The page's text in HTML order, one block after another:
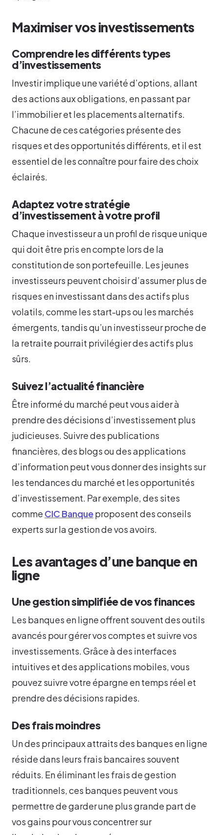
Maximiser vos investissements
Comprendre les différents types
d’investissements
Investir implique une variété d’options, allant
des actions aux obligations, en passant par
l’immobilier et les placements alternatifs.
Chacune de ces catégories présente des
risques et des opportunités différents, et il est
essentiel de les connaître pour faire des choix
éclairés.
Adaptez votre stratégie
d’investissement à votre profil
Chaque investisseur a un profil de risque unique
qui doit être pris en compte lors de la
constitution de son portefeuille. Les jeunes
investisseurs peuvent choisir d’assumer plus de
risques en investissant dans des actifs plus
volatils, comme les start-ups ou les marchés
émergents, tandis qu’un investisseur proche de
la retraite pourrait privilégier des actifs plus
sûrs.
Suivez l’actualité financière
Être informé du marché peut vous aider à
prendre des décisions d’investissement plus
judicieuses. Suivre des publications
financières, des blogs ou des applications
d’information peut vous donner des insights sur
les tendances du marché et les opportunités
d’investissement. Par exemple, des sites
comme CIC Banqueproposent des conseils
experts sur la gestion de vos avoirs.
Les avantages d’une banque en
ligne
Une gestion simplifiée de vos finances
Les banques en ligne offrent souvent des outils
avancés pour gérer vos comptes et suivre vos
investissements. Grâce à des interfaces
intuitives et des applications mobiles, vous
pouvez suivre votre épargne en temps réel et
prendre des décisions rapides.
Des frais moindres
Un des principaux attraits des banques en ligne
réside dans leurs frais bancaires souvent
réduits. En éliminant les frais de gestion
traditionnels, ces banques peuvent vous
permettre de garder une plus grande part de
vos gains pour vous concentrer sur